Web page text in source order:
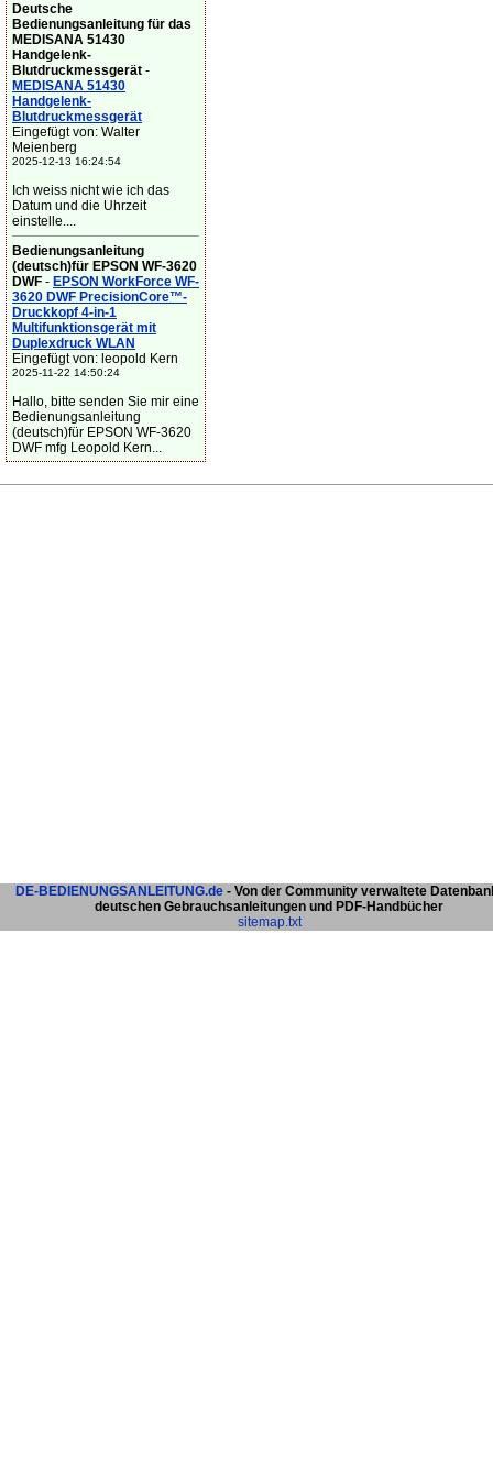
Deutsche
Bedienungsanleitung für das
MEDISANA 51430
Handgelenk-
Blutdruckmessgerät -
MEDISANA 51430
Handgelenk-
Blutdruckmessgerät
Eingefügt von: Walter
Meienberg
2025-12-13 16:24:54
Ich weiss nicht wie ich das
Datum und die Uhrzeit
einstelle....
Bedienungsanleitung
(deutsch)für EPSON WF-3620
DWF - EPSON WorkForce WF-
3620 DWF PrecisionCore™-
Druckkopf 4-in-1
Multifunktionsgerät mit
Duplexdruck WLAN
Eingefügt von: leopold Kern
2025-11-22 14:50:24
Hallo, bitte senden Sie mir eine
Bedienungsanleitung
(deutsch)für EPSON WF-3620
DWF mfg Leopold Kern...
DE-BEDIENUNGSANLEITUNG.de - Von der Community verwaltete
deutschen Gebrauchsanleitungen und PDF-Handbücher
sitemap.txt